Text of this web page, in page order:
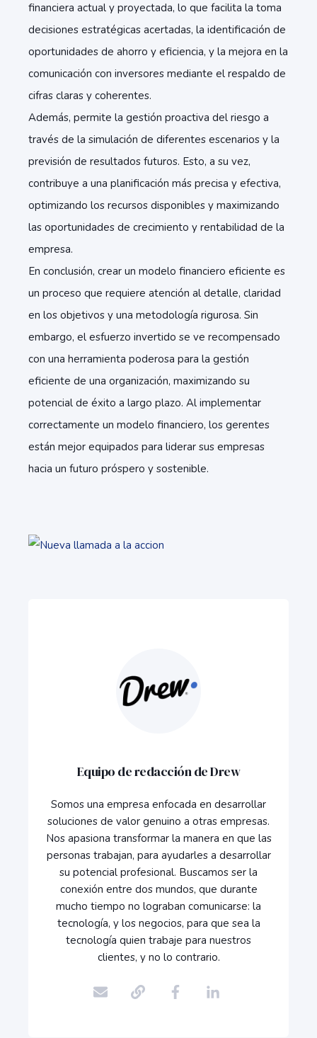
financiera actual y proyectada, lo que facilita la toma
decisiones estratégicas acertadas, la identificación de
oportunidades de ahorro y eficiencia, y la mejora en la
comunicación con inversores mediante el respaldo de
cifras claras y coherentes.
Además, permite la gestión proactiva del riesgo a
través de la simulación de diferentes escenarios y la
previsión de resultados futuros. Esto, a su vez,
contribuye a una planificación más precisa y efectiva,
optimizando los recursos disponibles y maximizando
las oportunidades de crecimiento y rentabilidad de la
empresa.
En conclusión, crear un modelo financiero eficiente es
un proceso que requiere atención al detalle, claridad
en los objetivos y una metodología rigurosa. Sin
embargo, el esfuerzo invertido se ve recompensado
con una herramienta poderosa para la gestión
eficiente de una organización, maximizando su
potencial de éxito a largo plazo. Al implementar
correctamente un modelo financiero, los gerentes
están mejor equipados para liderar sus empresas
hacia un futuro próspero y sostenible.
Equipo de redacción de Drew
Somos una empresa enfocada en desarrollar
soluciones de valor genuino a otras empresas.
Nos apasiona transformar la manera en que las
personas trabajan, para ayudarles a desarrollar
su potencial profesional. Buscamos ser la
conexión entre dos mundos, que durante
mucho tiempo no lograban comunicarse: la
tecnología, y los negocios, para que sea la
tecnología quien trabaje para nuestros
clientes, y no lo contrario.